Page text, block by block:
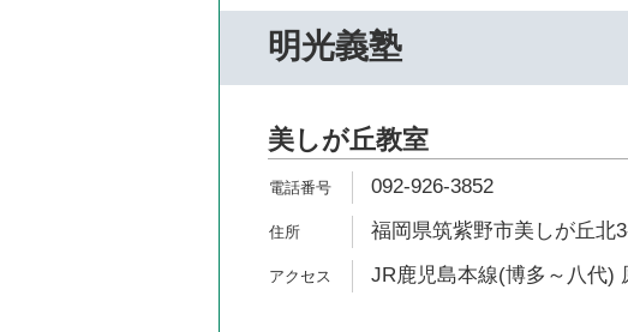
明光義塾
美しが丘教室
092-926-3852
福岡県筑紫野市美しが丘北
JR鹿児島本線(博多～八代)